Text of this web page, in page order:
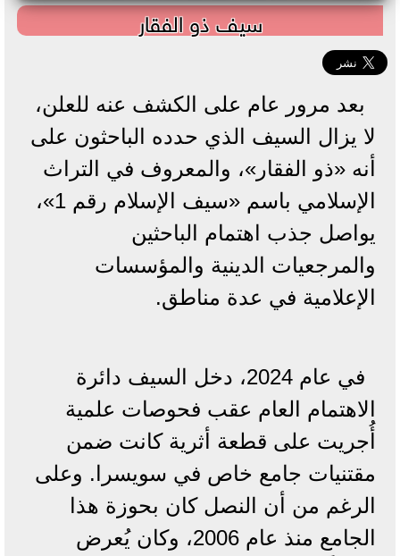
سيف ذو الفقار
بعد مرور عام على الكشف عنه للعلن،
لا يزال السيف الذي حدده الباحثون على
أنه «ذو الفقار»، والمعروف في التراث
الإسلامي باسم «سيف الإسلام رقم 1»،
يواصل جذب اهتمام الباحثين
والمرجعيات الدينية والمؤسسات
الإعلامية في عدة مناطق.
في عام 2024، دخل السيف دائرة
الاهتمام العام عقب فحوصات علمية
أُجريت على قطعة أثرية كانت ضمن
مقتنيات جامع خاص في سويسرا. وعلى
الرغم من أن النصل كان بحوزة هذا
الجامع منذ عام 2006، وكان يُعرض